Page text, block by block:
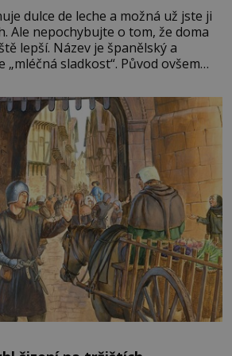
dulce de leche a možná už jste ji
Ale nepochybujte o tom, že doma
lepší. Název je španělský a
„mléčná sladkost“. Původ ovšem
zemí a k tomu